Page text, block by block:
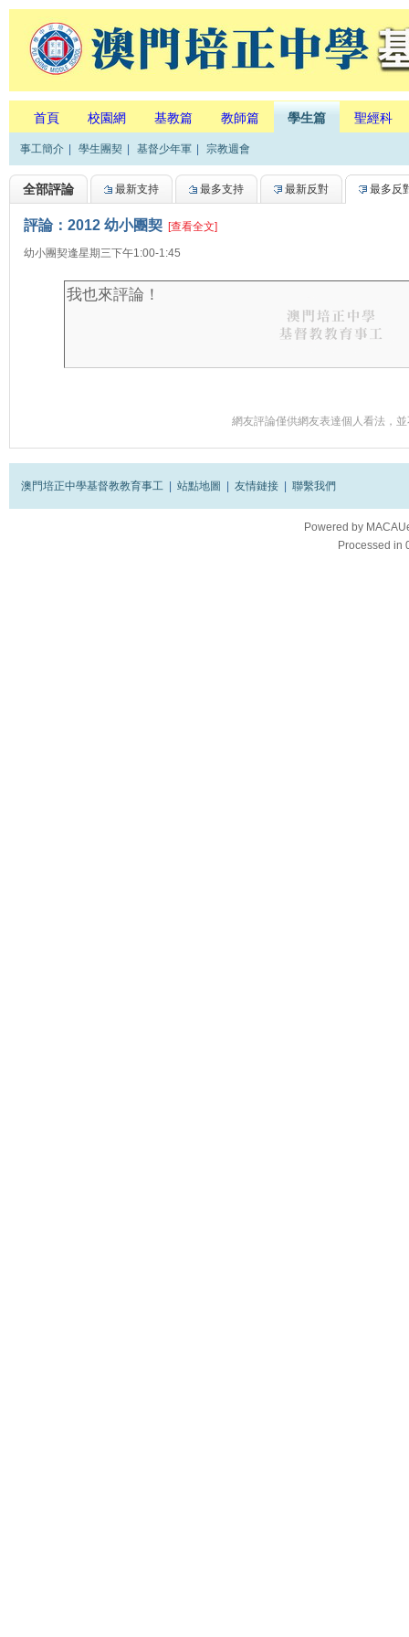
首頁 校園網 基教篇 教師篇 學生篇 聖經科
事工簡介 學生團契 基督少年軍 宗教週會
全部評論 最新支持 最多支持 最新反對 最多反
評論：2012 幼小團契 [查看全文]
幼小團契逢星期三下午1:00-1:45
網友評論僅供網友表達個人看法，
澳門培正中學基督教教育事工 站點地圖 友情鏈接 聯繫我們
Powered by
Processed in